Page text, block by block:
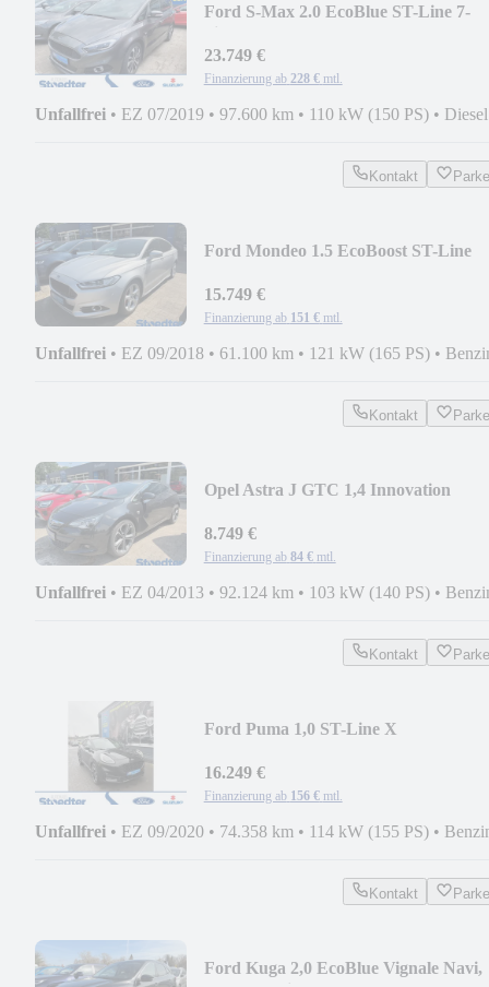
Ford S-Max 2.0 EcoBlue ST-Line 7-
23.749 €
Finanzierung ab 228 € mtl.
Unfallfrei • EZ 07/2019 • 97.600 km • 110 kW (150 PS) • Diesel
Kontakt
Ford Mondeo 1.5 EcoBoost ST-Line
15.749 €
Finanzierung ab 151 € mtl.
Unfallfrei • EZ 09/2018 • 61.100 km • 121 kW (165 PS) •
Kontakt
Opel Astra J GTC 1,4 Innovation
8.749 €
Finanzierung ab 84 € mtl.
Unfallfrei • EZ 04/2013 • 92.124 km • 103 kW (140 PS) •
Kontakt
Ford Puma 1,0 ST-Line X
16.249 €
Finanzierung ab 156 € mtl.
Unfallfrei • EZ 09/2020 • 74.358 km • 114 kW (155 PS) •
Kontakt
Ford Kuga 2,0 EcoBlue Vignale Navi,